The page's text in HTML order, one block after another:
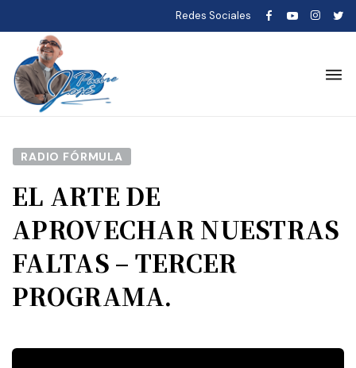
Redes Sociales
RADIO FÓRMULA
EL ARTE DE
APROVECHAR NUESTRAS
FALTAS – TERCER
PROGRAMA.